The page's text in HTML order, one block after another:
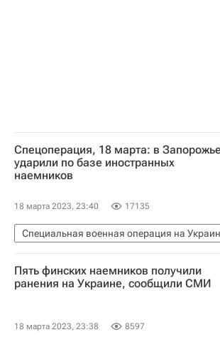
Спецоперация, 18 марта: в Запорожье
ударили по базе иностранных
наемников
18 марта 2023, 23:40 17135
Специальная военная операция на
Украина
Россия
Мария Захарова
ООН
Россельхозбанк
Василий
Пять финских наемников получили
ранения на Украине, сообщили СМИ
18 марта 2023, 23:38 8597